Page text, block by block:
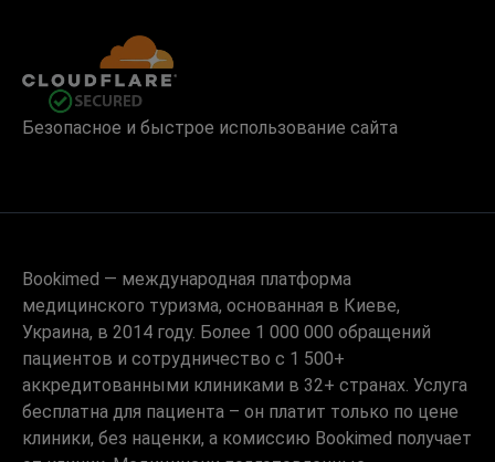
Безопасное и быстрое использование сайта
Bookimed — международная платформа
медицинского туризма, основанная в Киеве,
Украина, в 2014 году. Более 1 000 000 обращений
пациентов и сотрудничество с 1 500+
аккредитованными клиниками в 32+ странах. Услуга
бесплатна для пациента – он платит только по цене
клиники, без наценки, а комиссию Bookimed получает